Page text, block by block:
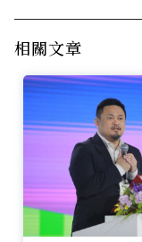
相關文章